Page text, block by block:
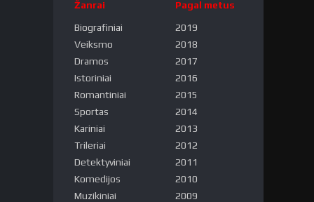
Žanrai
Biografiniai
Veiksmo
Dramos
Istoriniai
Romantiniai
Sportas
Kariniai
Trileriai
Detektyviniai
Komedijos
Muzikiniai
Pagal metus
2019
2018
2017
2016
2015
2014
2013
2012
2011
2010
2009